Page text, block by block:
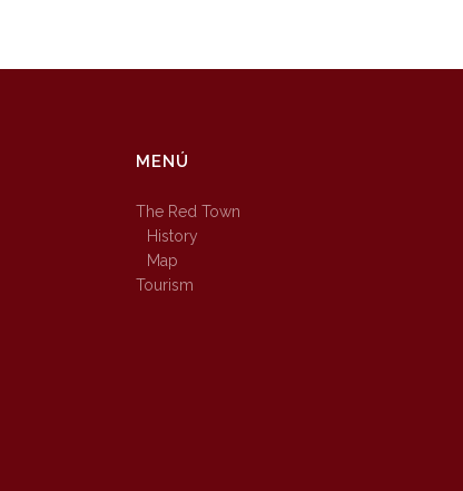
MENÚ
The Red Town
History
Map
Tourism